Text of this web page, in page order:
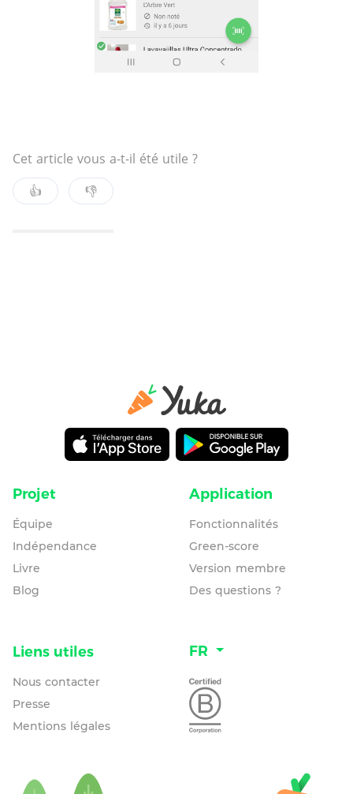
Cet article vous a-t-il été utile ?
👍
👎
Projet
Équipe
Indépendance
Livre
Blog
Application
Fonctionnalités
Green-score
Version membre
Des questions ?
Liens utiles
Nous contacter
Presse
Mentions légales
FR